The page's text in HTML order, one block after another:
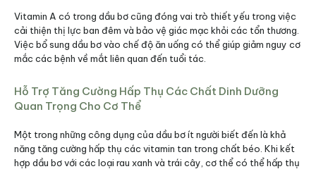
Vitamin A có trong dầu bơ cũng đóng vai trò thiết yếu trong việc
cải thiện thị lực ban đêm và bảo vệ giác mạc khỏi các tổn thương.
Việc bổ sung dầu bơ vào chế độ ăn uống có thể giúp giảm nguy cơ
mắc các bệnh về mắt liên quan đến tuổi tác.​
Hỗ Trợ Tăng Cường Hấp Thụ Các Chất Dinh Dưỡng
Quan Trọng Cho Cơ Thể
Một trong những công dụng của dầu bơ ít người biết đến là khả
năng tăng cường hấp thụ các vitamin tan trong chất béo. Khi kết
hợp dầu bơ với các loại rau xanh và trái cây, cơ thể có thể hấp thụ